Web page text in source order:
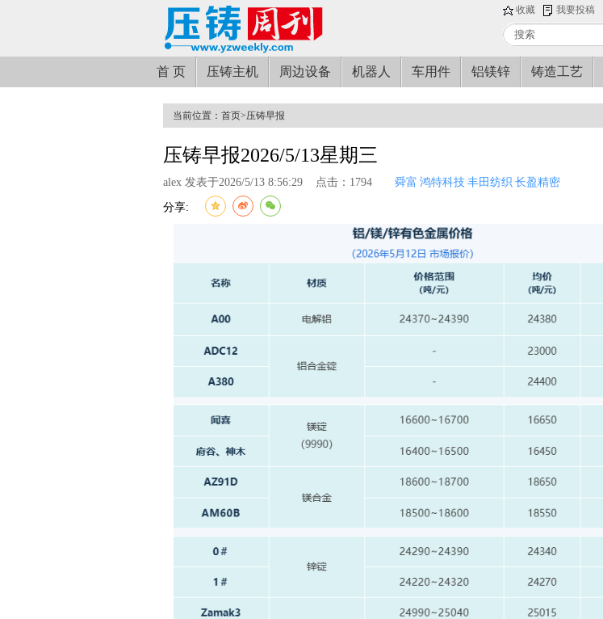
收藏 我要投稿
首 页 压铸主机 周边设备 机器人 车用件 铝镁锌 铸造工艺
当前位置： 首页>压铸早报
压铸早报2026/5/13星期三
alex 发表于2026/5/13 8:56:29 点击：1794 舜富 鸿特科技 丰田纺织 长盈精密
分享: